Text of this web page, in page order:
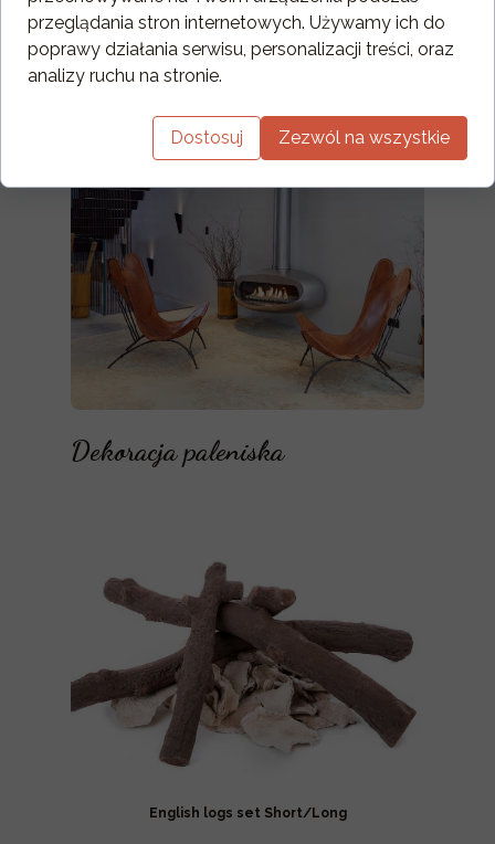
Oval 120
szyba antyrefleksyjna
Dekoracja paleniska
English logs set Short/Long
przeglądania stron internetowych. Używamy ich do
poprawy działania serwisu, personalizacji treści, oraz
analizy ruchu na stronie.
Dostosuj Zezwól na wszystkie